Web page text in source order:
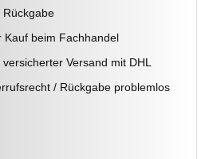
Kauf beim Fachhandel
Versand mit DHL
/ Rückgabe problemlos